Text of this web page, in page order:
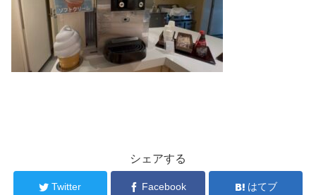
シェアする
Twitter Facebook はてブ